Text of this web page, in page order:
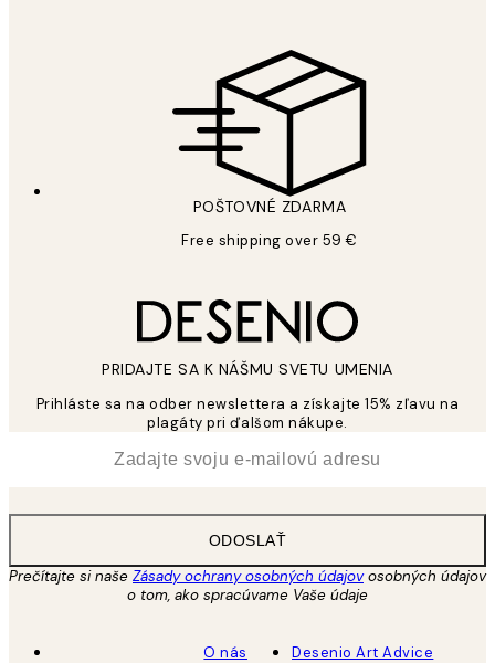
POŠTOVNÉ ZDARMA
Free shipping over 59 €
PRIDAJTE SA K NÁŠMU SVETU UMENIA
Prihláste sa na odber newslettera a získajte 15% zľavu na
plagáty pri ďalšom nákupe.
ODOSLAŤ
Prečítajte si naše Zásady ochrany osobných údajovosobných údajov
o tom, ako spracúvame Vaše údaje
O nás
Desenio Art Advice